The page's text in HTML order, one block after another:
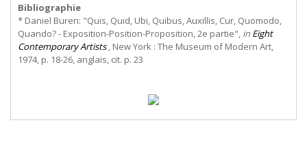
Bibliographie
* Daniel Buren: "Quis, Quid, Ubi, Quibus, Auxillis, Cur, Quomodo,
Quando? - Exposition-Position-Proposition, 2e partie", in Eight
Contemporary Artists, New York : The Museum of Modern Art,
1974, p. 18-26, anglais, cit. p. 23